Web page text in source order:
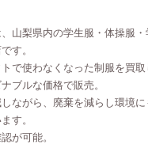
山梨県内の学生服・体操服
す。
で使わなくなった制服を買
ブルな価格で販売。
ながら、廃棄を減らし環境に
す。
が可能。